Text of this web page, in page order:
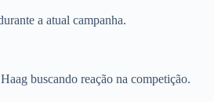
a atual campanha.
buscando reação na competição.